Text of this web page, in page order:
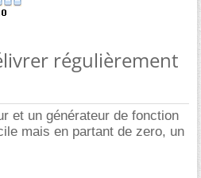
régulièrement
et un générateur de fonction
mais en partant de zero, un